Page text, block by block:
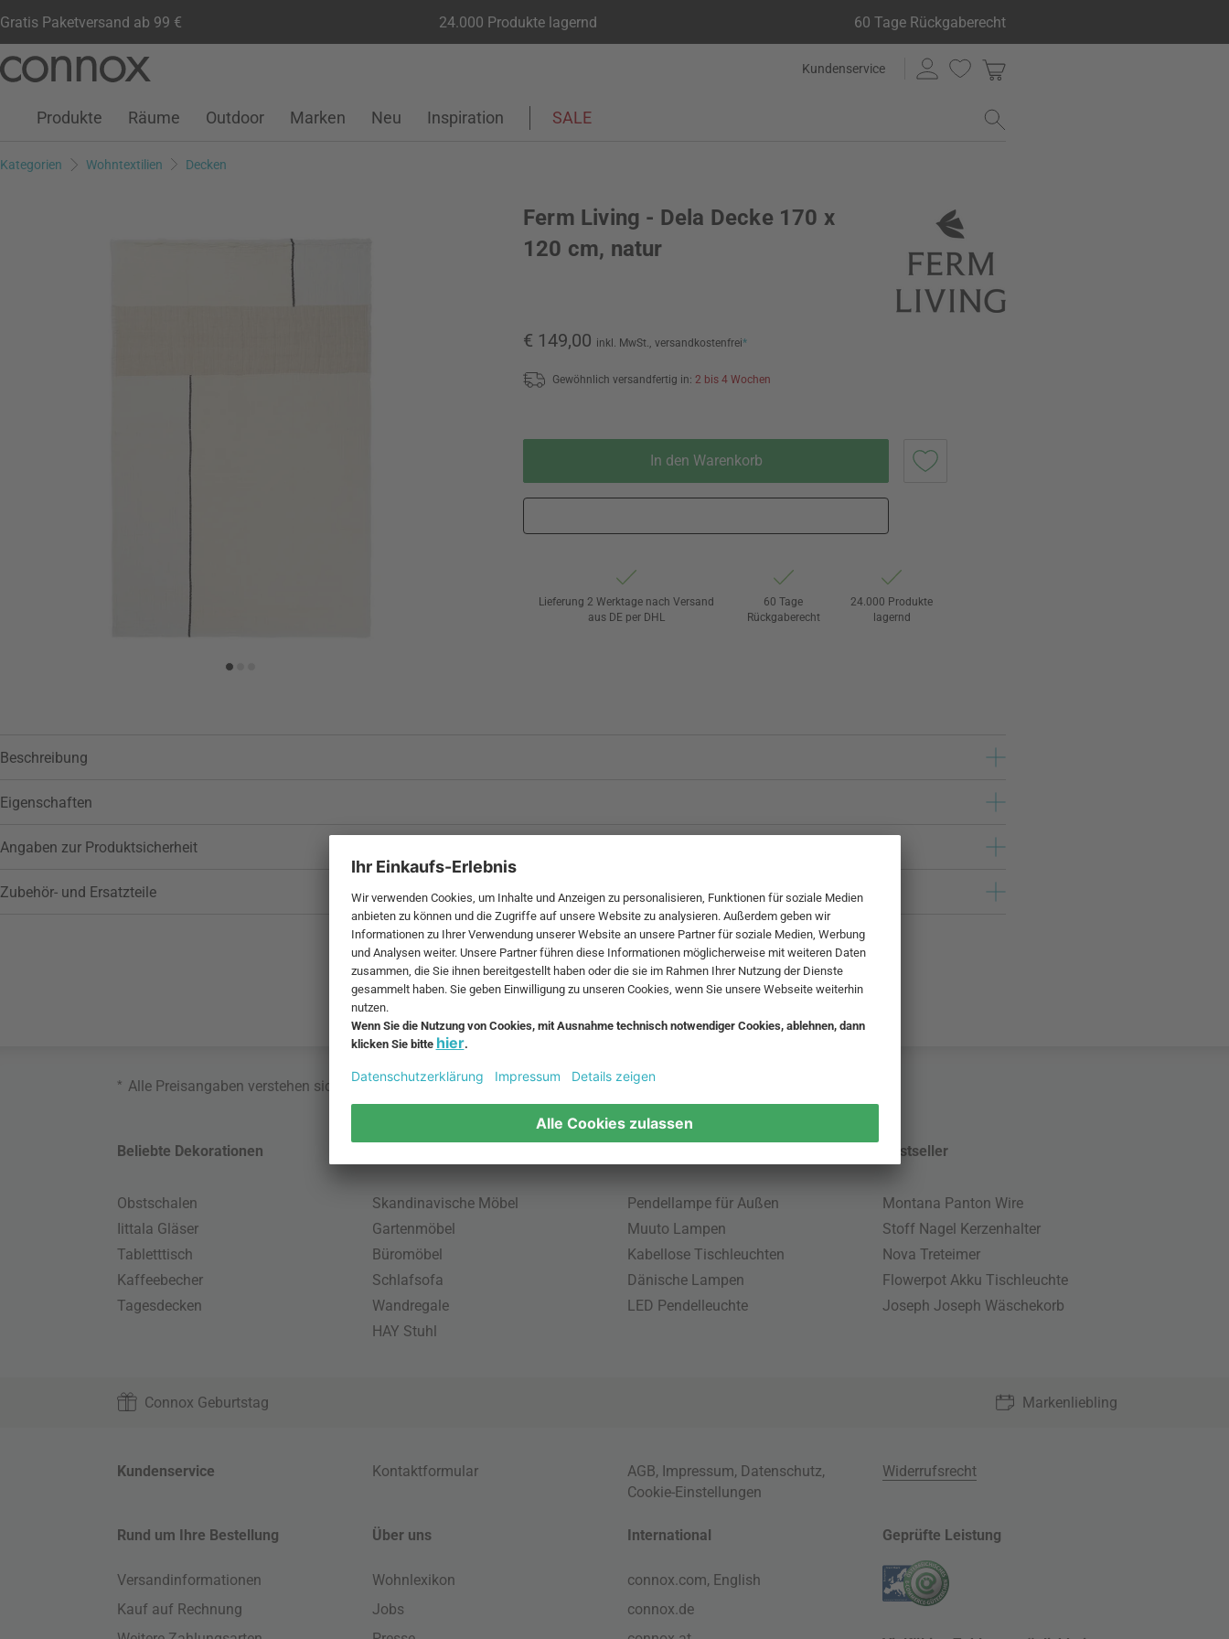
Gratis Paketversand ab 99 € 24.000 Produkte lagernd 60 Tage Rückgaberecht
Seiteninhalt
Suchfeld
Kundenservice
Kundenkonto
Wunschliste
Warenkorb
Produkte Räume Outdoor Marken Neu Inspiration SALE
Kategorien Wohntextilien Decken
Ferm Living - Dela Decke 170 x
120 cm, natur
€ 149,00 inkl. MwSt., versandkostenfrei*
Gewöhnlich versandfertig in: 2 bis 4 Wochen
In den Warenkorb
Lieferung 2 Werktage nach Versand
aus DE per DHL
60 Tage
Rückgaberecht
24.000 Produkte
lagernd
Beschreibung
Eigenschaften
Angaben zur Produktsicherheit
Zubehör- und Ersatzteile
* Alle Preisangaben verstehen sich inklusive MwSt. und zzgl.Versandkosten.
Beliebte Dekorationen
Obstschalen
Iittala Gläser
Tabletttisch
Kaffeebecher
Tagesdecken
Skandinavische Möbel
Gartenmöbel
Büromöbel
Schlafsofa
Wandregale
HAY Stuhl
Pendellampe für Außen
Muuto Lampen
Kabellose Tischleuchten
Dänische Lampen
LED Pendelleuchte
Bestseller
Montana Panton Wire
Stoff Nagel Kerzenhalter
Nova Treteimer
Flowerpot Akku Tischleuchte
Joseph Joseph Wäschekorb
Connox Geburtstag Markenliebling
Kundenservice Kontaktformular AGB, Impressum, Datenschutz,
Cookie-Einstellungen
Widerrufsrecht
Rund um Ihre Bestellung
Versandinformationen
Kauf auf Rechnung
Über uns
Wohnlexikon
Jobs
International
connox.com, English
connox.de
Geprüfte Leistung